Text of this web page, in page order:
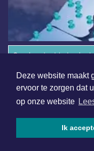
Deze website maakt
ervoor te zorgen dat
op onze website
Ik
Overige dagbladen in
Copyright (c) 2026 |
Algemene voorwaarden
Disclaimer